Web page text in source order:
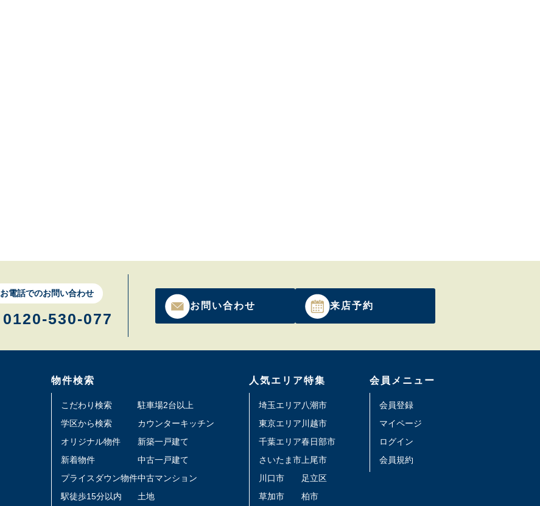
お電話でのお問い合わせ
0120-530-077
お問い合わせ 来店予約
物件検索
こだわり検索
学区から検索
オリジナル物件
新着物件
プライスダウン物件
駅徒歩15分以内
駐車場2台以上
カウンターキッチン
新築一戸建て
中古一戸建て
中古マンション
土地
人気エリア特集
埼玉エリア
東京エリア
千葉エリア
さいたま市
川口市
草加市
八潮市
川越市
春日部市
上尾市
足立区
柏市
会員メニュー
会員登録
マイページ
ログイン
会員規約